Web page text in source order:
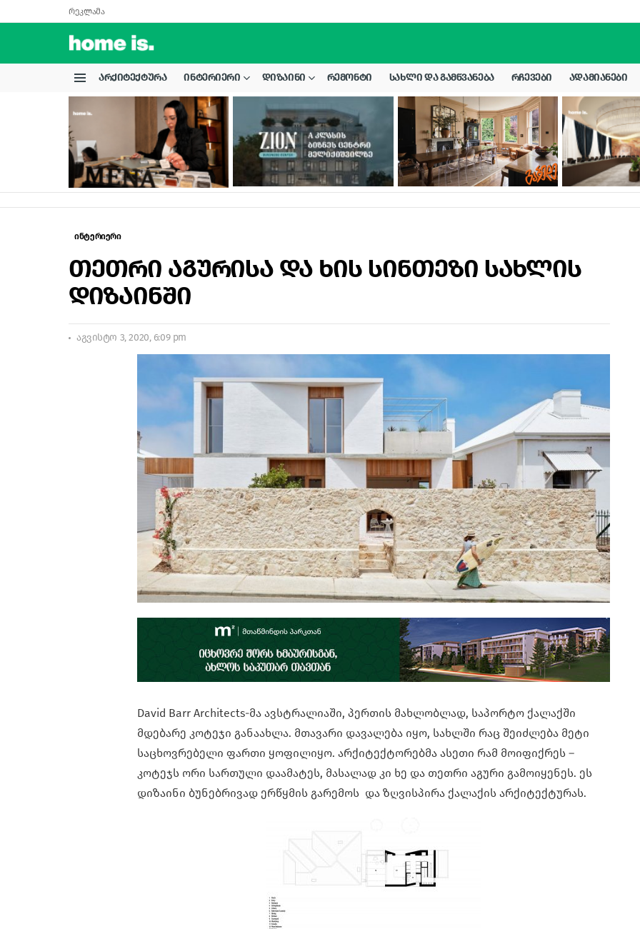
რეკლამა
ᲐᲠᲥᲘᲢᲔᲥᲢᲣᲠᲐ ᲘᲜᲢᲔᲠᲘᲔᲠᲘ ᲓᲘᲖᲐᲘᲜᲘ ᲠᲔᲛᲝᲜᲢᲘ ᲡᲐᲮᲚᲘ ᲓᲐ ᲒᲐᲛᲬᲕᲐᲜᲔᲑᲐ ᲠᲩᲔᲕᲔᲑᲘ ᲐᲓᲐᲛᲘᲐᲜᲔᲑᲘ
STORIES
ინტერიერი
თეთრი აგურისა და ხის სინთეზი სახლის
დიზაინში
აგვისტო 3, 2020, 6:09 pm
David Barr Architects-მა ავსტრალიაში, პერთის მახლობლად, საპორტო ქალაქში
მდებარე კოტეჯი განაახლა. მთავარი დავალება იყო, სახლში რაც შეიძლება მეტი
საცხოვრებელი ფართი ყოფილიყო. არქიტექტორებმა ასეთი რამ მოიფიქრეს –
კოტეჯს ორი სართული დაამატეს, მასალად კი ხე და თეთრი აგური გამოიყენეს. ეს
დიზაინი ბუნებრივად ერწყმის გარემოს და ზღვისპირა ქალაქის არქიტექტურას.